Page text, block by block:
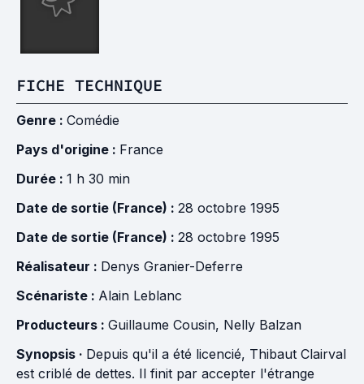
FICHE TECHNIQUE
Genre : Comédie
Pays d'origine : France
Durée : 1 h 30 min
Date de sortie (France) : 28 octobre 1995
Date de sortie (France) : 28 octobre 1995
Réalisateur : Denys Granier-Deferre
Scénariste : Alain Leblanc
Producteurs : Guillaume Cousin, Nelly Balzan
Synopsis · Depuis qu'il a été licencié, Thibaut Clairval
est criblé de dettes. Il finit par accepter l'étrange